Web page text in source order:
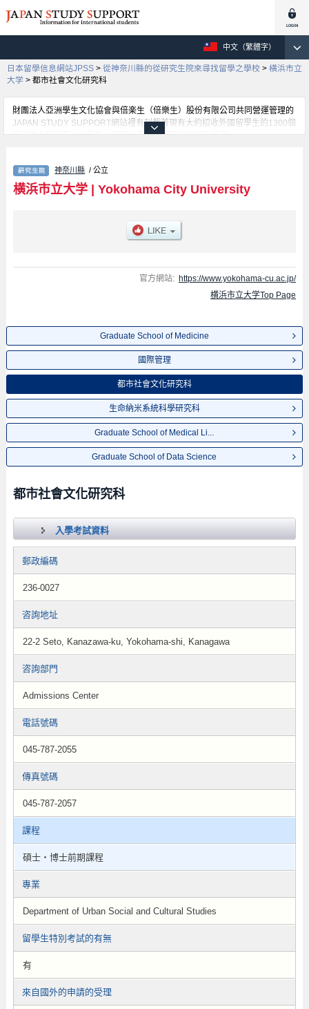
中文（繁體字）
日本留學信息網站JPSS > 從神奈川縣的從研究生院來尋找留學之學校 > 横浜市立
大学 > 都市社會文化研究科
財團法人亞洲學生文化協會與倍楽生（倍樂生）股份有限公司共同營運管理的
JAPAN STUDY SUPPORT網站裡有刊載著現有大約招收外國留學生的1300個
學校的大學學部、大學院、短期大學、專門學校的招生訊息。
Graduate School of Medical Life Science、Graduate School of Data
Science等各別研究科的不同訊息，以及招收名額、合格人數等考試資訊、設
施介紹、聯絡方式等對外國留學生是必要之訊息都刊載於此，請務必查閱及利
神奈川縣 / 公立
横浜市立大学| Yokohama City University
官方網站: https://www.yokohama-cu.ac.jp/
横浜市立大学Top Page
Graduate School of Medicine
國際管理
都市社會文化研究科
生命納米系統科學研究科
Graduate School of Medical Li...
Graduate School of Data Science
都市社會文化研究科
入學考試資料
郵政編碼
236-0027
咨詢地址
22-2 Seto, Kanazawa-ku, Yokohama-shi, Kanagawa
咨詢部門
Admissions Center
電話號碼
045-787-2055
傳真號碼
045-787-2057
課程
碩士・博士前期課程
專業
Department of Urban Social and Cultural Studies
留學生特別考試的有無
有
來自國外的申請的受理